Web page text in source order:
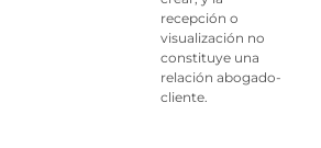
recepción o
visualización no
constituye una
relación abogado-
cliente.